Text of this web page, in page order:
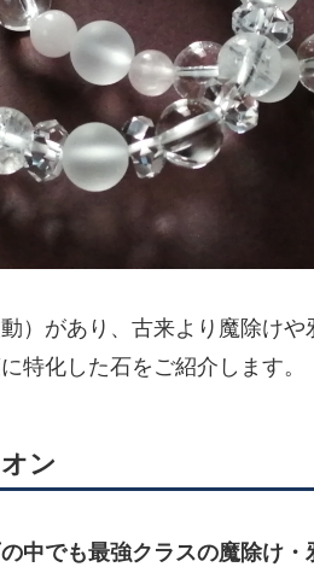
）があり、古来より魔除けや
特化した石をご紹介します。
ン
中でも最強クラスの魔除け